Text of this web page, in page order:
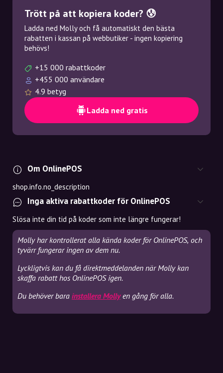
Trött på att kopiera koder? 😰
Ladda ned Molly och få automatiskt den bästa
rabatten i kassan på webbutiker - ingen kopiering
behövs!
+15 000 rabattkoder
+455 000 användare
4.9 betyg
Ladda ned gratis
Om OnlinePOS
shop.info.no_description
Inga aktiva rabattkoder för OnlinePOS
Slösa inte din tid på koder som inte längre fungerar!
Molly har kontrollerat alla kända koder för OnlinePOS, och
tyvärr fungerar ingen av dem nu.
Lyckligtvis kan du få direktmeddelanden när Molly kan
skaffa rabatt hos OnlinePOS igen.
Du behöver bara installera Mollyen gång för alla.